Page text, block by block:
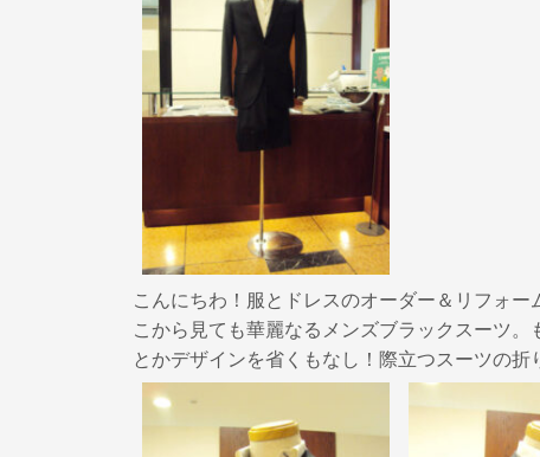
b
o
o
こんにちわ！服とドレスのオーダー＆リフォ
こから見ても華麗なるメンズブラックスーツ
とかデザインを省くもなし！際立つスーツの折